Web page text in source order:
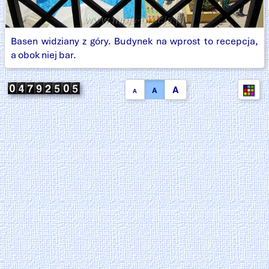
Basen widziany z góry. Budynek na wprost to recepcja,
a obok niej bar.
A A A